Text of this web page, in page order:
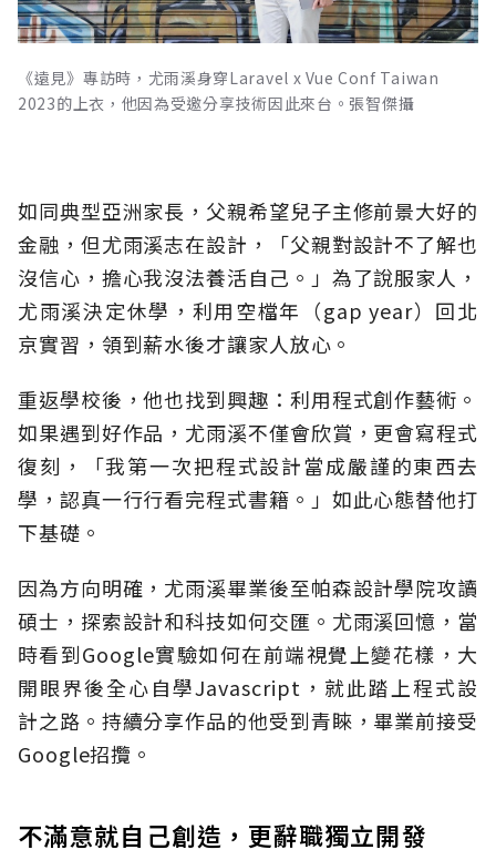
《遠見》專訪時，尤雨溪身穿Laravel x Vue Conf Taiwan
2023的上衣，他因為受邀分享技術因此來台。張智傑攝
如同典型亞洲家長，父親希望兒子主修前景大好的
金融，但尤雨溪志在設計，「父親對設計不了解也
沒信心，擔心我沒法養活自己。」為了說服家人，
尤雨溪決定休學，利用空檔年（gap year）回北
京實習，領到薪水後才讓家人放心。
重返學校後，他也找到興趣：利用程式創作藝術。
如果遇到好作品，尤雨溪不僅會欣賞，更會寫程式
復刻，「我第一次把程式設計當成嚴謹的東西去
學，認真一行行看完程式書籍。」如此心態替他打
下基礎。
因為方向明確，尤雨溪畢業後至帕森設計學院攻讀
碩士，探索設計和科技如何交匯。尤雨溪回憶，當
時看到Google實驗如何在前端視覺上變花樣，大
開眼界後全心自學Javascript，就此踏上程式設
計之路。持續分享作品的他受到青睞，畢業前接受
Google招攬。
不滿意就自己創造，更辭職獨立開發